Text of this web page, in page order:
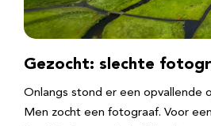
Gezocht: slechte
Onlangs stond er een opvallende
Men zocht een fotograaf. Voor